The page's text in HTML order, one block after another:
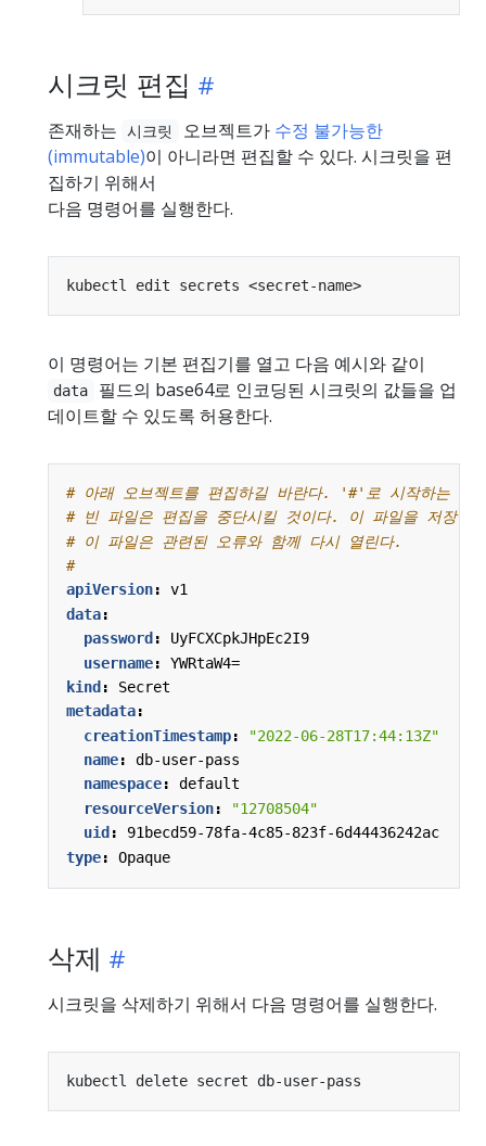
시크릿 편집
존재하는 시크릿 오브젝트가 수정 불가능한
(immutable)이 아니라면 편집할 수 있다. 시크릿을 편
집하기 위해서
다음 명령어를 실행한다.
이 명령어는 기본 편집기를 열고 다음 예시와 같이
data
필드의 base64로 인코딩된 시크릿의 값들을 업
데이트할 수 있도록 허용한다.
# 아래 오브젝트를 편집하길 바란다. '#'로 시작하는 줄
# 빈 파일은 편집을 중단시킬 것이다. 이 파일을 저장하
# 이 파일은 관련된 오류와 함께 다시 열린다.
#
apiVersion:
v1
data:
password :
UyFCXCpkJHpEc2I9
username:
YWRtaW4=
kind :
Secret
metadata:
creationTimestamp:
"2022-06-28T17:44:13Z"
name:
db-user-pass
namespace:
default
resourceVersion:
"12708504"
uid :
91becd59-78fa-4c85-823f-6d44436242ac
type: Opaque
삭제
시크릿을 삭제하기 위해서 다음 명령어를 실행한다.